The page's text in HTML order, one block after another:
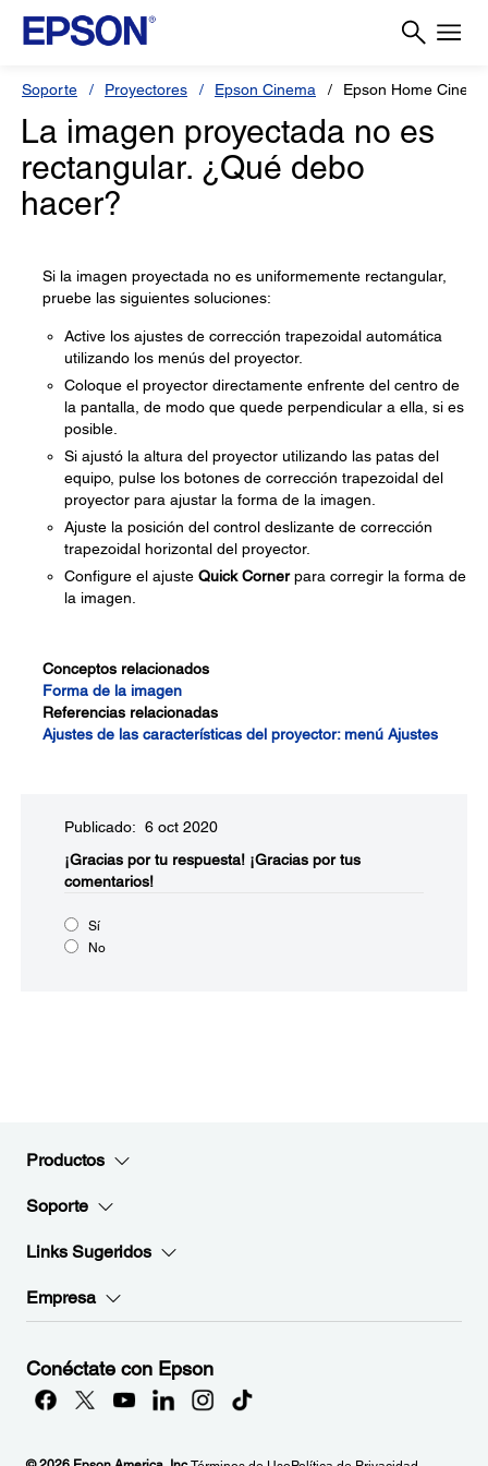
Soporte Proyectores Epson Cinema Epson Home
La imagen proyectada no es
rectangular. ¿Qué debo
hacer?
Si la imagen proyectada no es uniformemente rectangular,
pruebe las siguientes soluciones:
Active los ajustes de corrección trapezoidal automática
utilizando los menús del proyector.
Coloque el proyector directamente enfrente del centro de
la pantalla, de modo que quede perpendicular a ella, si es
posible.
Si ajustó la altura del proyector utilizando las patas del
equipo, pulse los botones de corrección trapezoidal del
proyector para ajustar la forma de la imagen.
Ajuste la posición del control deslizante de corrección
trapezoidal horizontal del proyector.
Configure el ajuste Quick Cornerpara corregir la forma de
la imagen.
Conceptos relacionados
Forma de la imagen
Referencias relacionadas
Ajustes de las características del proyector: menú Ajustes
Publicado: 6 oct 2020
¡Gracias por tu respuesta! ¡Gracias por tus
comentarios!
Sí
No
Productos
Soporte
Links Sugeridos
Empresa
Conéctate con Epson